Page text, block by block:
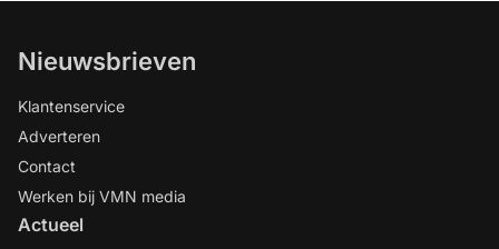
Nieuwsbrieven
Klantenservice
Adverteren
Contact
Werken bij VMN media
Actueel